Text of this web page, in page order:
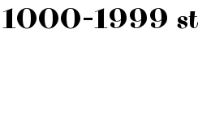
1000-1999